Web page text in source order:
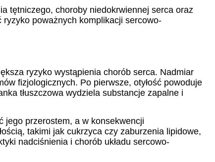
tętniczego, choroby niedokrwiennej serca oraz
ryzyko poważnych komplikacji sercowo-
ryzyko wystąpienia chorób serca. Nadmiar
fizjologicznych. Po pierwsze, otyłość powoduje
tłuszczowa wydziela substancje zapalne i
jego przerostem, a w konsekwencji
takimi jak cukrzyca czy zaburzenia lipidowe,
nadciśnienia i chorób układu sercowo-